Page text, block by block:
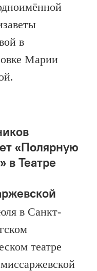
в
Марии
«Полярную
в Театре
в Санкт-
театре